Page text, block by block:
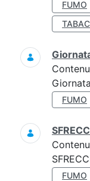
FUMO
FUMO
FUMO